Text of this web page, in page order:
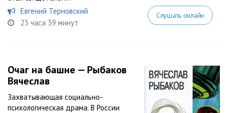
Евгений Терновский
23 часа 39 минут
Слушать онлайн
Очаг на башне — Рыбаков
Вячеслав
Захватывающая социально-
психологическая драма. В России